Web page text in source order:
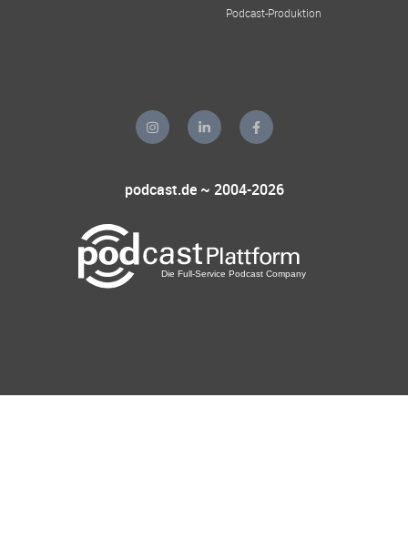
Podcast-Produktion
podcast.de ~ 2004-2026